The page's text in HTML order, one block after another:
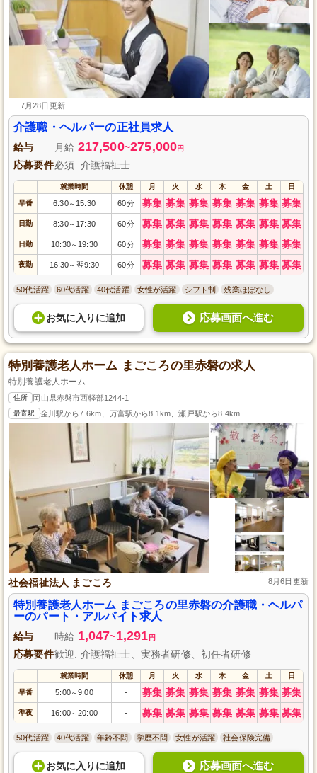
7月28日更新
介護職・ヘルパーの正社員求人
給与 月給 217,500~275,000円
応募要件必須: 介護福祉士
就業時間 休憩 月 火 水 木 金 土 日
早番 6:30～ 15:30 60分 募集 募集 募集 募集 募集 募集 募集
日勤 8:30～ 17:30 60分 募集 募集 募集 募集 募集 募集 募集
日勤 10:30～ 19:30 60分 募集 募集 募集 募集 募集 募集 募集
夜勤 16:30～ 翌9:30 60分 募集 募集 募集 募集 募集 募集 募集
50代活躍 60代活躍 40代活躍 女性が活躍 シフト制 残業ほぼなし
お気に入り に追加 応募画面へ進む
特別養護老人ホーム まごころの里赤磐の求人
特別養護老人ホーム
住所 岡山県赤磐市西軽部1244-1
最寄駅 金川駅から7.6km、万富駅から8.1km、瀬戸駅から8.4km
社会福祉法人 まごころ 8月6日更新
特別養護老人ホーム まごころの里赤磐の介護職・ヘルパ
ーのパート・アルバイト求人
給与 時給 1,047~1,291 円
応募要件歓迎: 介護福祉士、実務者研修、初任者研修
就業時間 休憩 月 火 水 木 金 土 日
早番 5:00～9:00 - 募集 募集 募集 募集 募集 募集 募集
準夜 16:00～20:00 - 募集 募集 募集 募集 募集 募集 募集
50代活躍 40代活躍 年齢不問 学歴不問 女性が活躍 社会保険完備
お気に入り に追加 応募画面へ進む